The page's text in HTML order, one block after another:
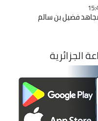
فضيل بن سالم